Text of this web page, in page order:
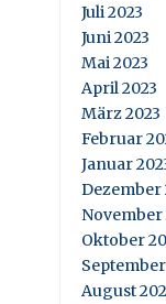
Juli 2023
Juni 2023
Mai 2023
April 2023
März 2023
Februar
Januar
Dezember
November
Oktober
August